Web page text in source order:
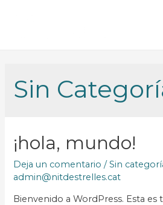
Sin
¡hola, mundo!
Deja un comentario /Sin
admin@nitdestrelles.cat
Bienvenido a WordPress. Esta es